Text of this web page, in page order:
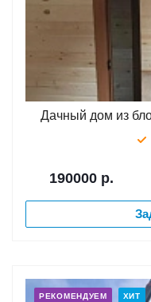
Дачный дом из
190000 р.
РЕКОМЕНДУЕМ ХИТ